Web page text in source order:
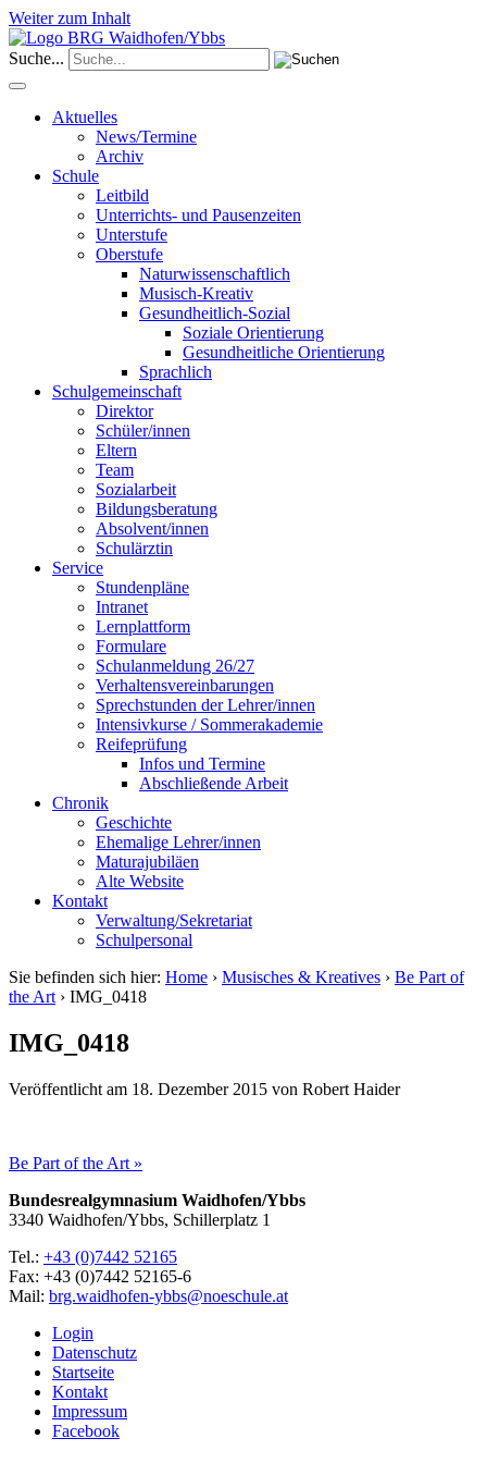
Weiter zum Inhalt
Suche...
Aktuelles
News/Termine
Archiv
Schule
Leitbild
Unterrichts- und Pausenzeiten
Unterstufe
Oberstufe
Naturwissenschaftlich
Musisch-Kreativ
Gesundheitlich-Sozial
Soziale Orientierung
Gesundheitliche Orientierung
Sprachlich
Schulgemeinschaft
Direktor
Schüler/innen
Eltern
Team
Sozialarbeit
Bildungsberatung
Absolvent/innen
Schulärztin
Service
Stundenpläne
Intranet
Lernplattform
Formulare
Schulanmeldung 26/27
Verhaltensvereinbarungen
Sprechstunden der Lehrer/innen
Intensivkurse / Sommerakademie
Reifeprüfung
Infos und Termine
Abschließende Arbeit
Chronik
Geschichte
Ehemalige Lehrer/innen
Maturajubiläen
Alte Website
Kontakt
Verwaltung/Sekretariat
Schulpersonal
Sie befinden sich hier: Home › Musisches & Kreatives › Be Part of
the Art › IMG_0418
IMG_0418
Veröffentlicht am 18. Dezember 2015 von Robert Haider
Be Part of the Art »
Bundesrealgymnasium Waidhofen/Ybbs
3340 Waidhofen/Ybbs, Schillerplatz 1
Tel.: +43 (0)7442 52165
Fax: +43 (0)7442 52165-6
Mail: brg.waidhofen-ybbs@noeschule.at
Login
Datenschutz
Startseite
Kontakt
Impressum
Facebook